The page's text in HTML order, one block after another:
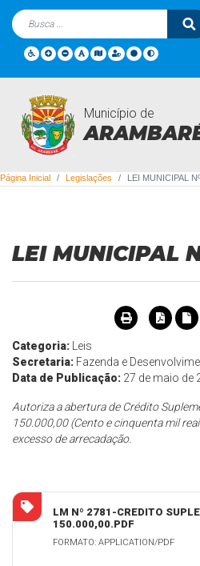
Município de
Legislações
Página Inicial Legislações LEI MUNICIPAL
LEI MUNICIPAL
Categoria:
Leis
Secretaria: Fazenda e
Data de Publicação: 27 de maio de
Autoriza a abertura de Crédito
150.000,00 (Cento e cinquenta mil
excesso de arrecadação.
LM Nº 2781-CREDITO
150.000,00.PDF
FORMATO: APPLICATION/PDF